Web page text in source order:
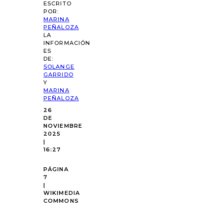
ESCRITO
POR:
MARINA
PEÑALOZA
LA
INFORMACIÓN
ES
DE:
SOLANGE
GARRIDO
Y
MARINA
PEÑALOZA
26
DE
NOVIEMBRE
2025
|
16:27
PÁGINA
7
|
WIKIMEDIA
COMMONS